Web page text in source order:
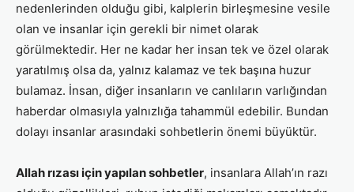
nedenlerinden olduğu gibi, kalplerin birleşmesine vesile
olan ve insanlar için gerekli bir nimet olarak
görülmektedir. Her ne kadar her insan tek ve özel olarak
yaratılmış olsa da, yalnız kalamaz ve tek başına huzur
bulamaz. İnsan, diğer insanların ve canlıların varlığından
haberdar olmasıyla yalnızlığa tahammül edebilir. Bundan
dolayı insanlar arasındaki sohbetlerin önemi büyüktür.
Allah rızası için yapılan sohbetler, insanlara Allah’ın razı